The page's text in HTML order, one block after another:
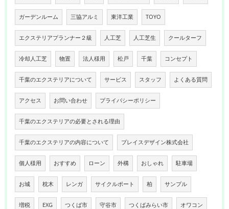
ガーデンルーム 三協アルミ 東洋工業 TOYO
エクステリアプランナー２級 人工芝 人工芝生 クールターフ
冷却人工芝 物置 法人様用 松戸 千葉 コンセプト
千葉のエクステリアについて サービス スタッフ よくある質問
アクセス お問い合わせ プライバシーポリシー
千葉のエクステリアの必要とされる理由
千葉のエクステリアの内容について プレイスデザイン株式会社
個人様用 おすすめ ローン 外構 おしゃれ 駐車場
お城 枕木 レンガ サイクルポート 柏 サンプル
増税 EXG つくば市 守谷市 つくばみらい市 オワコン